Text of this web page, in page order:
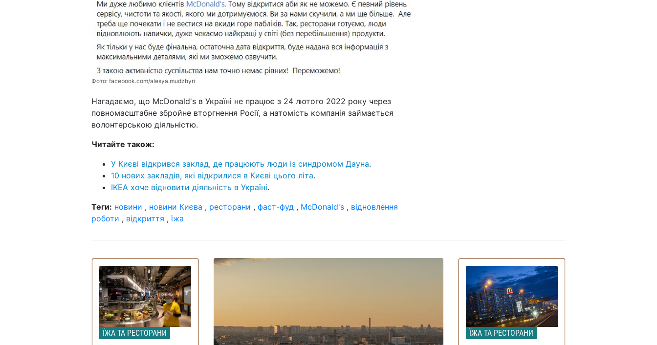
Фото: facebook.com/alesya.mudzhyri
Нагадаємо, що McDonald's в Україні не працює з 24 лютого 2022 року через
повномасштабне збройне вторгнення Росії, а натомість компанія займається
волонтерською діяльністю.
Читайте також:
У Києві відкрився заклад, де працюють люди із синдромом Дауна.
10 нових закладів, які відкрилися в Києві цього літа.
IKEA хоче відновити діяльність в Україні.
Теги: новини , новини Києва , ресторани , фаст-фуд , McDonald's , відновлення
роботи , відкриття ,їжа
ЇЖА ТА РЕСТОРАНИ ЇЖА ТА РЕСТОРАНИ